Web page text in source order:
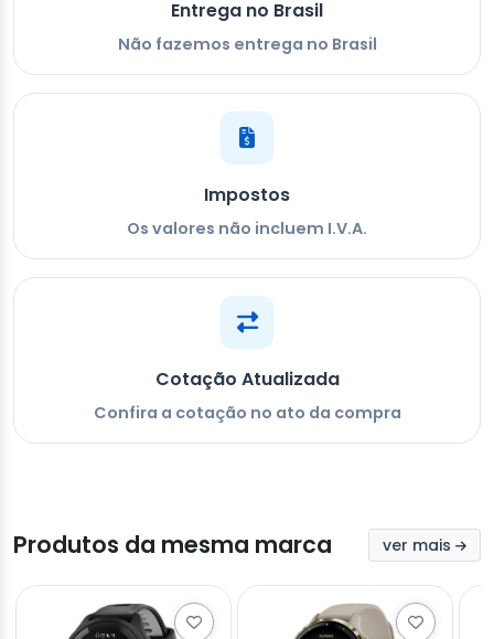
Entrega no Brasil
Não fazemos entrega no Brasil
Impostos
Os valores não incluem I.V.A.
Cotação Atualizada
Confira a cotação no ato da compra
Produtos da mesma marca ver mais